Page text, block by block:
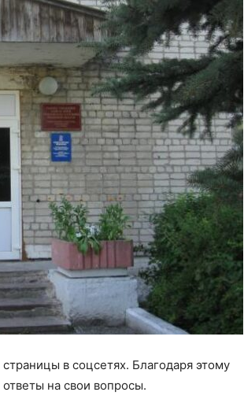
в соцсетях. Благодаря этому
на свои вопросы.